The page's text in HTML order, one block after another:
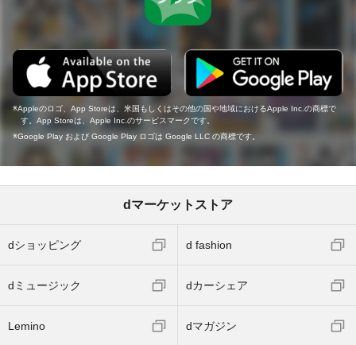
Appleのロゴ、App Storeは、米国もしくはその他の国や地域におけるApple Inc.の商標で
す。App Storeは、Apple Inc.のサービスマークです。
Google Play および Google Play ロゴは Google LLC の商標です。
dマーケットストア
dショッピング d fashion
dミュージック dカーシェア
Lemino dマガジン